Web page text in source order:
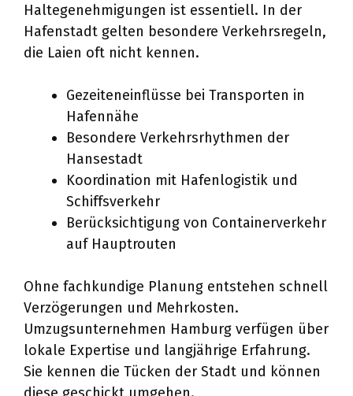
Haltegenehmigungen ist essentiell. In der
Hafenstadt gelten besondere Verkehrsregeln,
die Laien oft nicht kennen.
Gezeiteneinflüsse bei Transporten in
Hafennähe
Besondere Verkehrsrhythmen der
Hansestadt
Koordination mit Hafenlogistik und
Schiffsverkehr
Berücksichtigung von Containerverkehr
auf Hauptrouten
Ohne fachkundige Planung entstehen schnell
Verzögerungen und Mehrkosten.
Umzugsunternehmen Hamburg verfügen über
lokale Expertise und langjährige Erfahrung.
Sie kennen die Tücken der Stadt und können